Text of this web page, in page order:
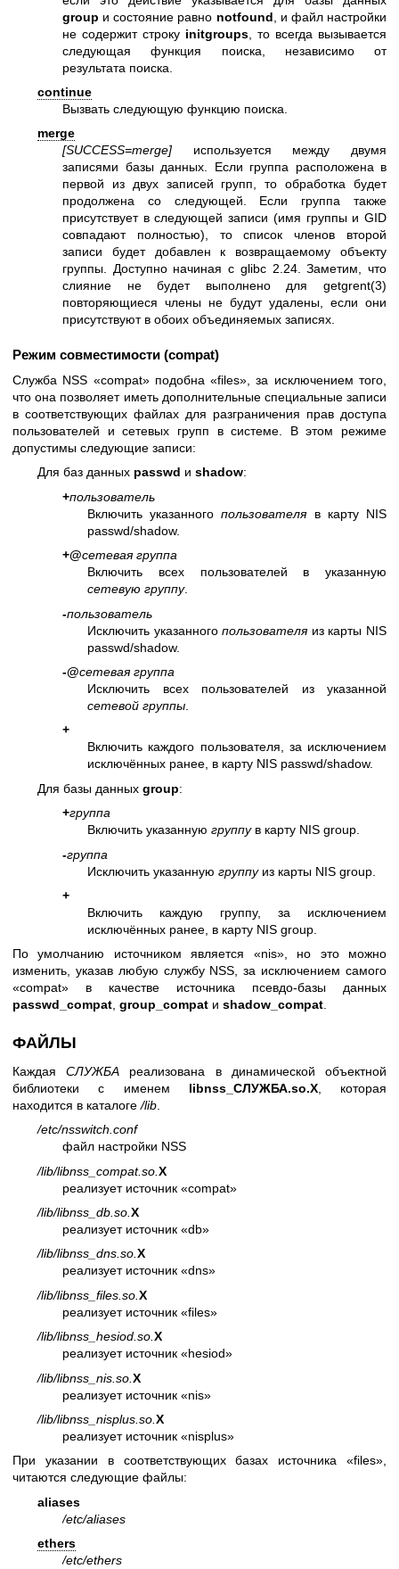
group и состояние равно notfound , и файл настройки
не содержит строку initgroups , то всегда вызывается
следующая функция поиска, независимо от
результата поиска.
continue
Вызвать следующую функцию поиска.
merge
[SUCCESS=merge] используется между двумя
записями базы данных. Если группа расположена в
первой из двух записей групп, то обработка будет
продолжена со следующей. Если группа также
присутствует в следующей записи (имя группы и GID
совпадают полностью), то список членов второй
записи будет добавлен к возвращаемому объекту
группы. Доступно начиная с glibc 2.24. Заметим, что
слияние не будет выполнено для getgrent(3)
повторяющиеся члены не будут удалены, если они
присутствуют в обоих объединяемых записях.
Режим совместимости (compat)
Служба NSS «compat» подобна «files», за исключением того,
что она позволяет иметь дополнительные специальные записи
в соответствующих файлах для разграничения прав доступа
пользователей и сетевых групп в системе. В этом режиме
допустимы следующие записи:
Для баз данных passwd и shadow:
+пользователь
Включить указанногопользователяв карту NIS
passwd/shadow.
+@сетевая группа
Включить всех пользователей в указанную
сетевую группу.
-пользователь
Исключить указанногопользователяиз карты NIS
passwd/shadow.
-@сетевая группа
Исключить всех пользователей из указанной
сетевой группы
+
Включить каждого пользователя, за исключением
исключённых ранее, в карту NIS passwd/shadow.
Для базы данных group:
+группа
Включить указанную группув карту NIS group.
-группа
Исключить указанную группуиз карты NIS group.
+
Включить каждую группу, за исключением
исключённых ранее, в карту NIS group.
По умолчанию источником является «nis», но это можно
изменить, указав любую службу NSS, за исключением самого
«compat» в качестве источника псевдо-базы данных
passwd_compat, group_compat и shadow_compat.
ФАЙЛЫ
КаждаяСЛУЖБА реализована в динамической объектной
библиотеки с именем libnss_СЛУЖБА.so.X, которая
находится в каталоге/lib
/etc/nsswitch.conf
файл настройки NSS
/lib/libnss_compat.so. X
реализует источник «compat»
/lib/libnss_db.so. X
реализует источник «db»
/lib/libnss_dns.so.X
реализует источник «dns»
/lib/libnss_files.so. X
реализует источник «files»
/lib/libnss_hesiod.so. X
реализует источник «hesiod»
/lib/libnss_nis.so. X
реализует источник «nis»
/lib/libnss_nisplus.so. X
реализует источник «nisplus»
При указании в соответствующих базах источника «files»,
читаются следующие файлы:
aliases
/etc/aliases
ethers
/etc/ethers